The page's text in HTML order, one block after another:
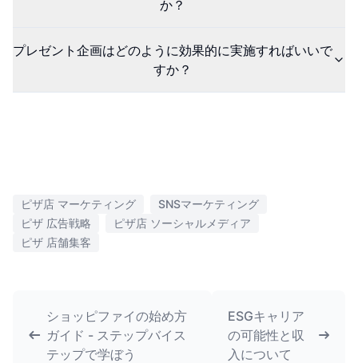
か？
プレゼント企画はどのように効果的に実施すればいいで
すか？
ピザ店 マーケティング
SNSマーケティング
ピザ 広告戦略
ピザ店 ソーシャルメディア
ピザ 店舗集客
ショッピファイの始め方
ガイド - ステップバイス
テップで学ぼう
ESGキャリア
の可能性と収
入について